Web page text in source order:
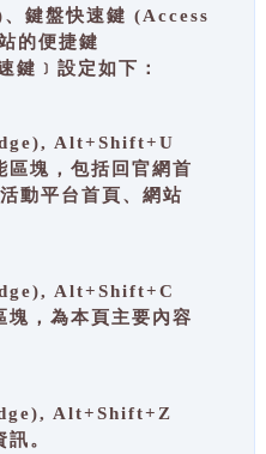
鍵盤快速鍵 (Access
的便捷鍵
鍵﹞設定如下：
Alt+Shift+U
塊，包括回官網首
動平台首頁、網站
Alt+Shift+C
，為本頁主要內容
Alt+Shift+Z
。